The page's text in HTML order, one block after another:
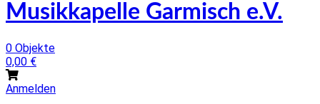
Musikkapelle Garmisch e.V.
0 Objekte
0,00 €
Anmelden